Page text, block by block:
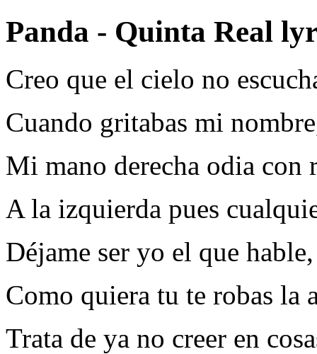
Panda - Quinta Real
Creo que el cielo no
Cuando gritabas mi
Mi mano derecha odia con
A la izquierda pues
Déjame ser yo el que
Como quiera tu te robas la
Trata de ya no creer en